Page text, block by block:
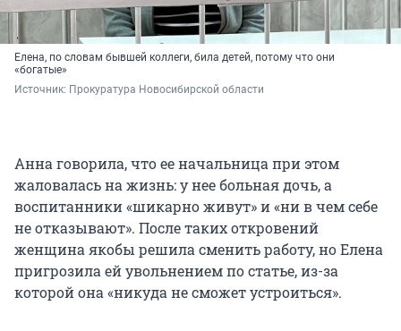
Елена, по словам бывшей коллеги, била детей, потому что они
«богатые»
Источник: Прокуратура Новосибирской области
Анна говорила, что ее начальница при этом
жаловалась на жизнь: у нее больная дочь, а
воспитанники «шикарно живут» и «ни в чем себе
не отказывают». После таких откровений
женщина якобы решила сменить работу, но Елена
пригрозила ей увольнением по статье, из-за
которой она «никуда не сможет устроиться».